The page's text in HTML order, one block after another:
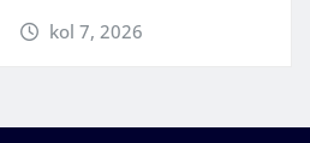
kol 7, 2026